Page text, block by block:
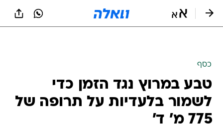
כסף
טבע במרוץ נגד הזמן כדי
לשמור בלעדיות על תרופה של
775 מ' ד'